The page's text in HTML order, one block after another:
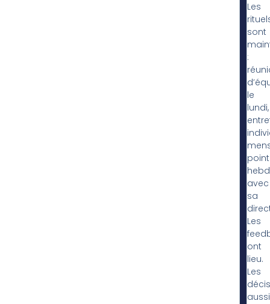
Les
sont
:
le
lundi,
point
avec
sa
Les
ont
lieu.
Les